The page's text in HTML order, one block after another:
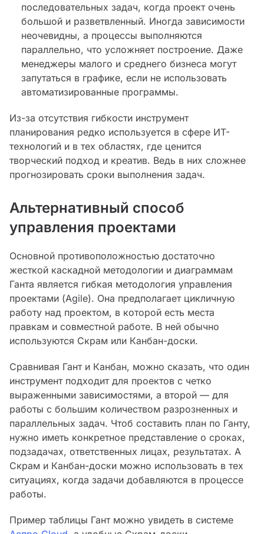
последовательных задач, когда проект очень
большой и разветвленный. Иногда зависимости
неочевидны, а процессы выполняются
параллельно, что усложняет построение. Даже
менеджеры малого и среднего бизнеса могут
запутаться в графике, если не использовать
автоматизированные программы.
Из-за отсутствия гибкости инструмент
планирования редко используется в сфере ИТ-
технологий и в тех областях, где ценится
творческий подход и креатив. Ведь в них сложнее
прогнозировать сроки выполнения задач.
Альтернативный способ
управления проектами
Основной противоположностью достаточно
жесткой каскадной методологии и диаграммам
Ганта является гибкая методология управления
проектами (Agile). Она предполагает цикличную
работу над проектом, в которой есть места
правкам и совместной работе. В ней обычно
используются Скрам или Канбан-доски.
Сравнивая Гант и Канбан, можно сказать, что один
инструмент подходит для проектов с четко
выраженными зависимостями, а второй — для
работы с большим количеством разрозненных и
параллельных задач. Чтоб составить план по Ганту,
нужно иметь конкретное представление о сроках,
подзадачах, ответственных лицах, результатах. А
Скрам и Канбан-доски можно использовать в тех
ситуациях, когда задачи добавляются в процессе
работы.
Пример таблицы Гант можно увидеть в системе